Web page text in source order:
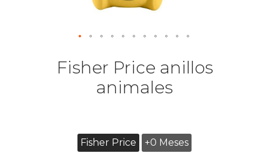
Fisher Price anillos
animales
Fisher Price +0 Meses